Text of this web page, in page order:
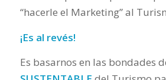
“hacerle el Marketing” al
¡Es al revés!
Es basarnos en las bondades